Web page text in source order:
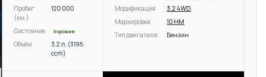
Пробег
(км.)
120 000
Состояние Хорошее
Объём
3.2 л. (3195
ccm)
Модификация
3.2 4WD
Маркировка
10 HM
Тип двигателя
Бензин